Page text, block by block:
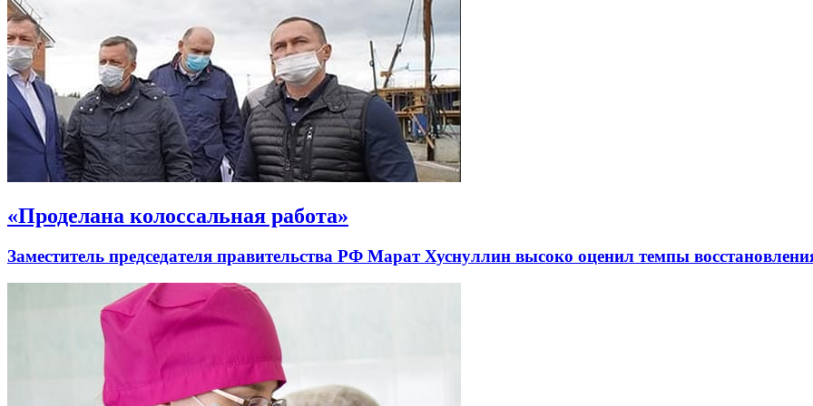
«Проделана колоссальная работа»
Заместитель председателя правительства РФ Марат Хуснуллин высоко оценил темпы